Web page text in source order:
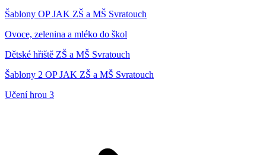
Šablony OP JAK ZŠ a MŠ Svratouch
Ovoce, zelenina a mléko do škol
Dětské hřiště ZŠ a MŠ Svratouch
Šablony 2 OP JAK ZŠ a MŠ Svratouch
Učení hrou 3